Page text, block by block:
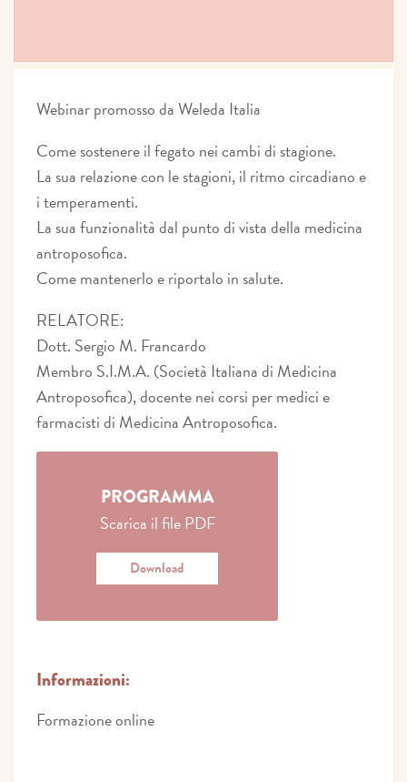
Webinar promosso da Weleda Italia
Come sostenere il fegato nei cambi di stagione.
La sua relazione con le stagioni, il ritmo circadiano e
i temperamenti.
La sua funzionalità dal punto di vista della medicina
antroposofica.
Come mantenerlo e riportalo in salute.
RELATORE:
Dott. Sergio M. Francardo
Membro S.I.M.A. (Società Italiana di Medicina
Antroposofica), docente nei corsi per medici e
farmacisti di Medicina Antroposofica.
PROGRAMMA
Scarica il file PDF
Download
Informazioni:
Formazione online